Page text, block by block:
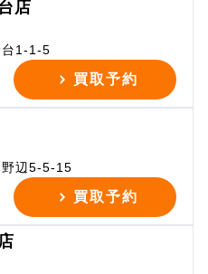
店
台1-1-5
買取予約
野辺5-5-15
買取予約